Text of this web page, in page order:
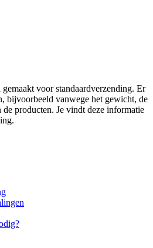
voor standaardverzending. Er
bijvoorbeeld vanwege het gewicht, de
producten. Je vindt deze informatie